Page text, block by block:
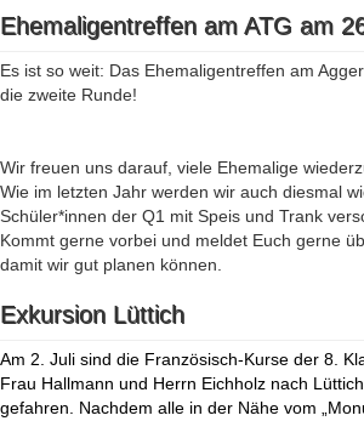
Ehemaligentreffen am ATG am
Es ist so weit: Das Ehemaligentreffen am
die zweite Runde!
Wir freuen uns darauf, viele Ehemalige
Wie im letzten Jahr werden wir auch diesmal
Schüler*innen der Q1 mit Speis und Trank
Kommt gerne vorbei und meldet Euch gerne
damit wir gut planen können.
Exkursion Lüttich
Am 2. Juli sind die Französisch-Kurse der 8.
Frau Hallmann und Herrn Eichholz nach
gefahren. Nachdem alle in der Nähe vom